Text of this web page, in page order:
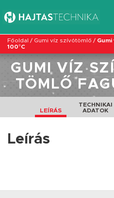
Főoldal / Gumi víz szívótömlő /
100°C
GUMI VÍZ
TÖMLŐ
LEÍRÁS
TECHNIKAI
ADATOK
Leírás